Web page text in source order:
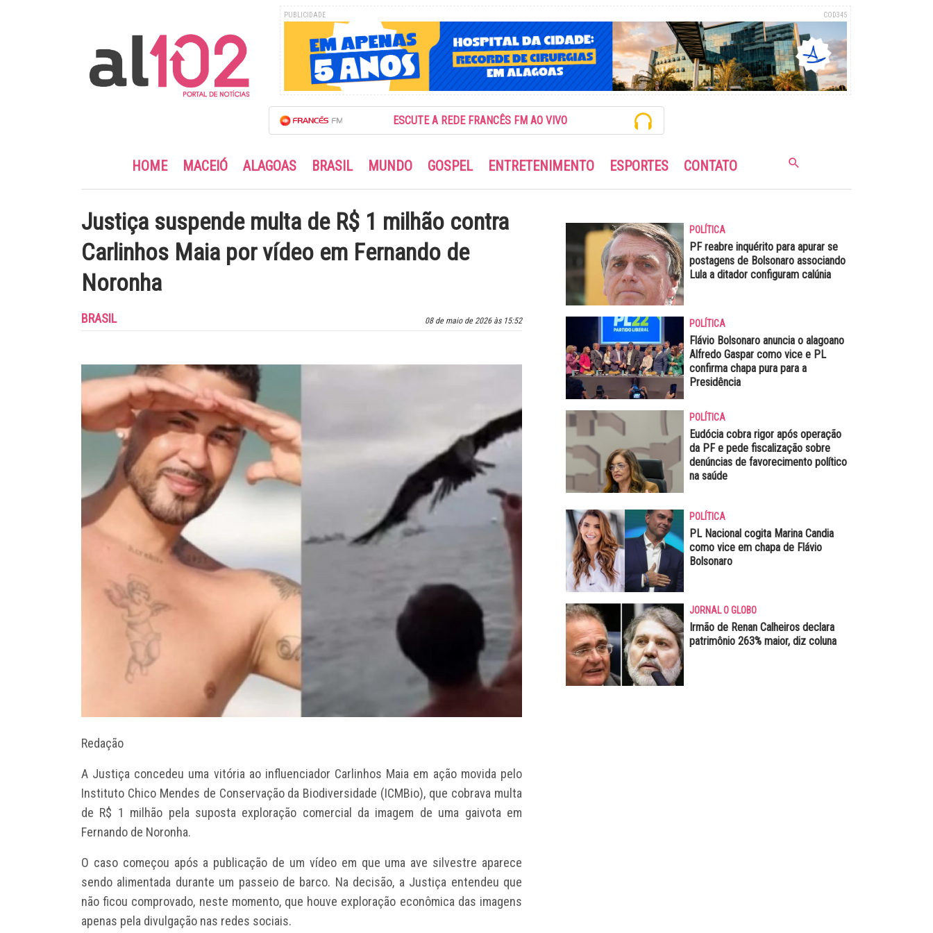
PUBLICIDADE COD345
ESCUTE A REDE FRANCÊS FM AO VIVO
HOME MACEIÓ ALAGOAS BRASIL MUNDO GOSPEL ENTRETENIMENTO ESPORTES CONTATO
Justiça suspende multa de R$ 1 milhão contra
Carlinhos Maia por vídeo em Fernando de
Noronha
08 de maio de 2026 às 15:52
BRASIL
Redação
A Justiça concedeu uma vitória ao influenciador Carlinhos Maia em ação movida pelo
Instituto Chico Mendes de Conservação da Biodiversidade (ICMBio), que cobrava multa
de R$ 1 milhão pela suposta exploração comercial da imagem de uma gaivota em
Fernando de Noronha.
O caso começou após a publicação de um vídeo em que uma ave silvestre aparece
sendo alimentada durante um passeio de barco. Na decisão, a Justiça entendeu que
não ficou comprovado, neste momento, que houve exploração econômica das imagens
apenas pela divulgação nas redes sociais.
POLÍTICA
PF reabre inquérito para apurar se
postagens de Bolsonaro associando
Lula a ditador configuram calúnia
POLÍTICA
Flávio Bolsonaro anuncia o alagoano
Alfredo Gaspar como vice e PL
confirma chapa pura para a
Presidência
POLÍTICA
Eudócia cobra rigor após operação
da PF e pede fiscalização sobre
denúncias de favorecimento político
na saúde
POLÍTICA
PL Nacional cogita Marina Candia
como vice em chapa de Flávio
Bolsonaro
JORNAL O GLOBO
Irmão de Renan Calheiros declara
patrimônio 263% maior, diz coluna